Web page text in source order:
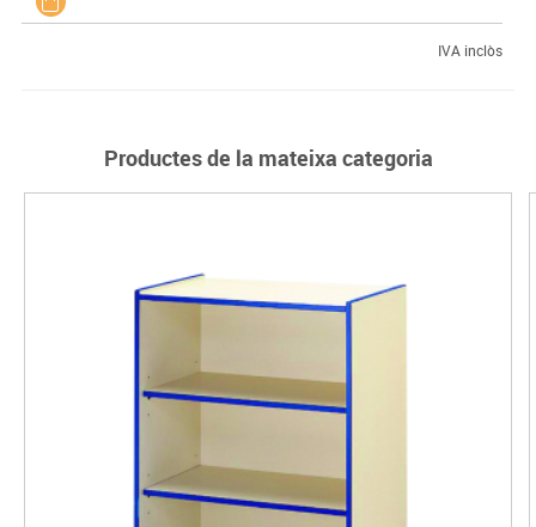
IVA inclòs
Productes de la mateixa categoria